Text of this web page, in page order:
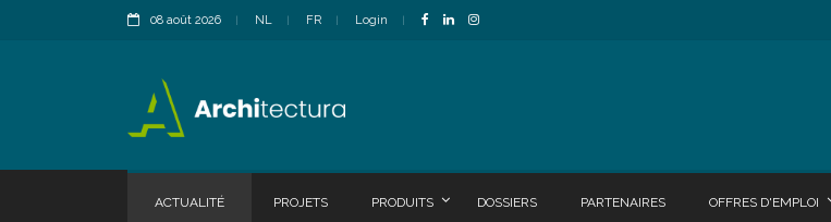
08 août 2026 NL FR Login
ACTUALITÉ PROJETS PRODUITS DOSSIERS PARTENAIRES OFFRES D'EMPLOI